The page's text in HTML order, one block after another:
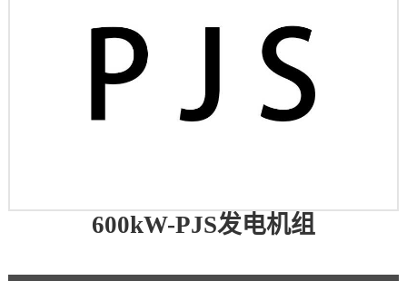
600kW-PJS发电机组